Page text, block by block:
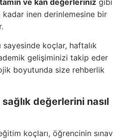
ve kan değerlerinizgibi
kadar inen derinlemesine bir
koçlar, haftalık
gelişiminizi takip eder
boyutunda size rehberlik
değerlerini nasıl
koçları, öğrencinin sınav